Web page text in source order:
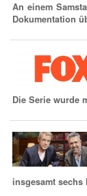
An einem
Dokumentation
Die Serie wurde
insgesamt sechs